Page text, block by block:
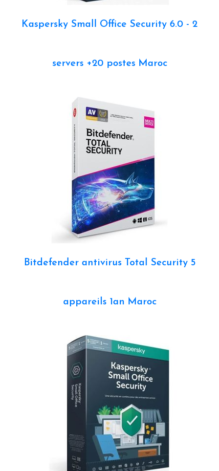
Kaspersky Small Office Security 6.0 - 2
servers +20 postes Maroc
Bitdefender antivirus Total Security 5
appareils 1an Maroc